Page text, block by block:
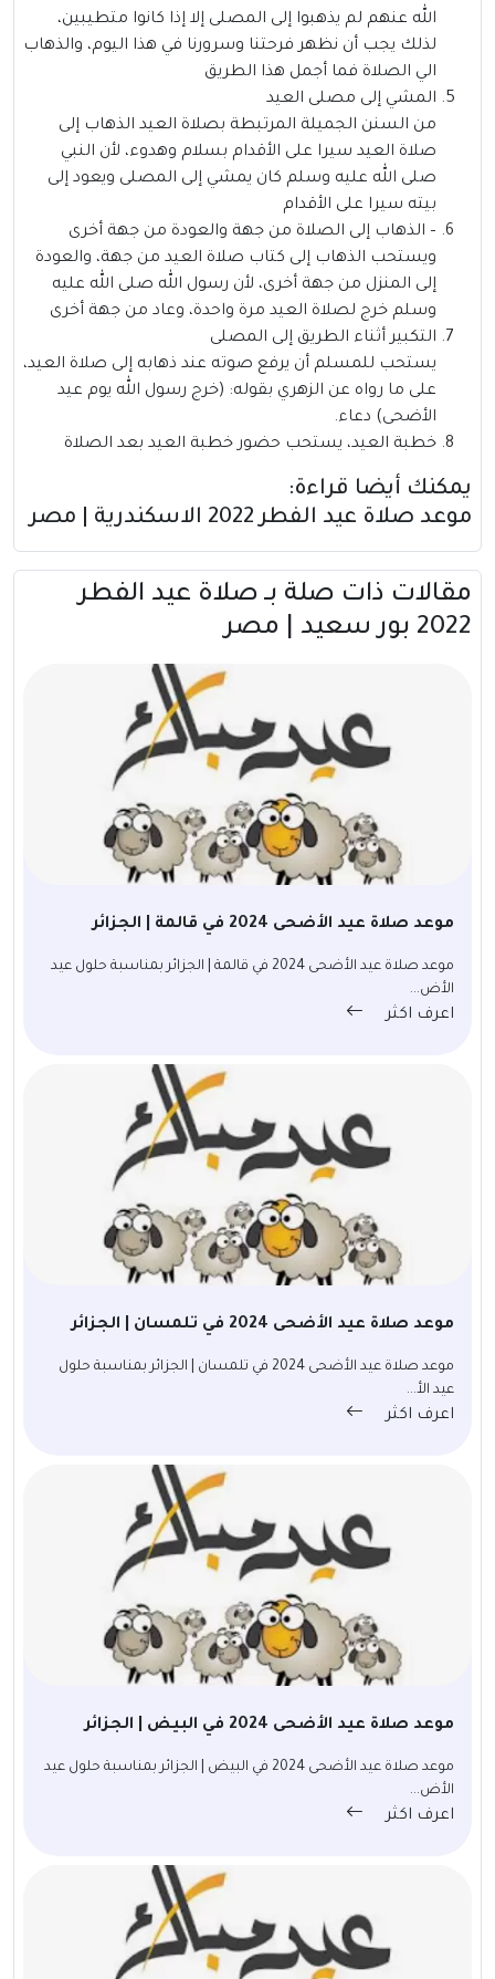
الله عنهم لم يذهبوا إلى المصلى إلا إذا كانوا متطيبين،
لذلك يجب أن نظهر فرحتنا وسرورنا في هذا اليوم، والذهاب
الي الصلاة فما أجمل هذا الطريق
المشي إلى مصلى العيد
من السنن الجميلة المرتبطة بصلاة العيد الذهاب إلى
صلاة العيد سيرا على الأقدام بسلام وهدوء، لأن النبي
صلى الله عليه وسلم كان يمشي إلى المصلى ويعود إلى
بيته سيرا على الأقدام
– الذهاب إلى الصلاة من جهة والعودة من جهة أخرى
ويستحب الذهاب إلى كتاب صلاة العيد من جهة، والعودة
إلى المنزل من جهة أخرى، لأن رسول الله صلى الله عليه
وسلم خرج لصلاة العيد مرة واحدة، وعاد من جهة أخرى
التكبير أثناء الطريق إلى المصلى
يستحب للمسلم أن يرفع صوته عند ذهابه إلى صلاة العيد،
على ما رواه عن الزهري بقوله: (خرج رسول الله يوم عيد
الأضحى) دعاء.
خطبة العيد، يستحب حضور خطبة العيد بعد الصلاة
يمكنك أيضا قراءة:
موعد صلاة عيد الفطر 2022 الاسكندرية | مصر
مقالات ذات صلة بــ صلاة عيد الفطر
2022 بور سعيد | مصر
موعد صلاة عيد الأضحى 2024 في قالمة | الجزائر
موعد صلاة عيد الأضحى 2024 في قالمة | الجزائر بمناسبة حلول عيد
الأض...
اعرف اكثر
موعد صلاة عيد الأضحى 2024 في تلمسان | الجزائر
موعد صلاة عيد الأضحى 2024 في تلمسان | الجزائر بمناسبة حلول
عيد الأ...
اعرف اكثر
موعد صلاة عيد الأضحى 2024 في البيض | الجزائر
موعد صلاة عيد الأضحى 2024 في البيض | الجزائر بمناسبة حلول عيد
الأض...
اعرف اكثر